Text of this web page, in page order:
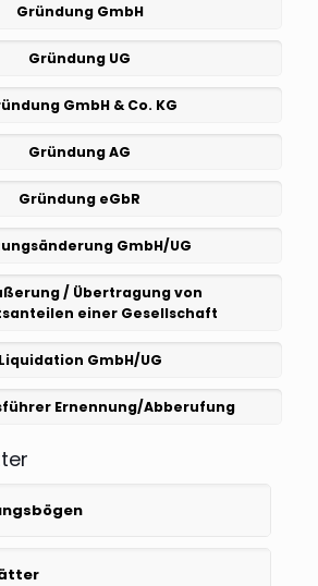
Gründung GmbH
Gründung UG
GmbH & Co. KG
Gründung AG
Gründung eGbR
GmbH/UG
/ Übertragung von
einer Gesellschaft
Liquidation GmbH/UG
Ernennung/Abberufung